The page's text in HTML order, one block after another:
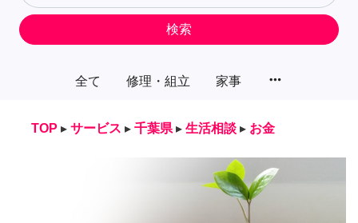
全て 修理・組立 家事 more_horiz
検索
TOP ▸ サービス ▸ 千葉県 ▸ 生活相談 ▸ お金